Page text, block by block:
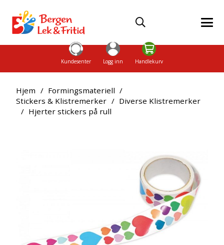
Kundesenter Logg inn Handlekurv
Hjem / Formingsmateriell /
Stickers & Klistremerker / Diverse Klistremerker
/ Hjerter stickers på rull